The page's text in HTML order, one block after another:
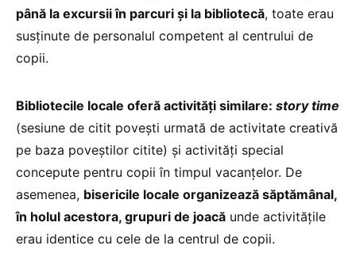
până la excursii în parcuri și la bibliotecă, toate erau
susținute de personalul competent al centrului de
copii.
Bibliotecile locale oferă activități similare: story time
(sesiune de citit povești urmată de activitate creativă
pe baza poveștilor citite) și activități special
concepute pentru copii în timpul vacanțelor. De
asemenea, bisericile locale organizează săptămânal,
în holul acestora, grupuri de joacă unde activitățile
erau identice cu cele de la centrul de copii.